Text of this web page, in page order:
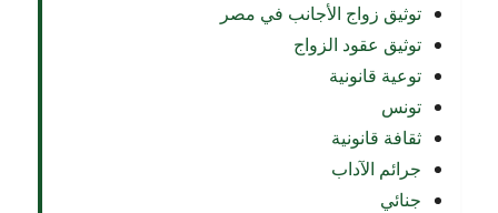
توثيق زواج الأجانب في مصر
توثيق عقود الزواج
توعية قانونية
تونس
ثقافة قانونية
جرائم الآداب
جنائي